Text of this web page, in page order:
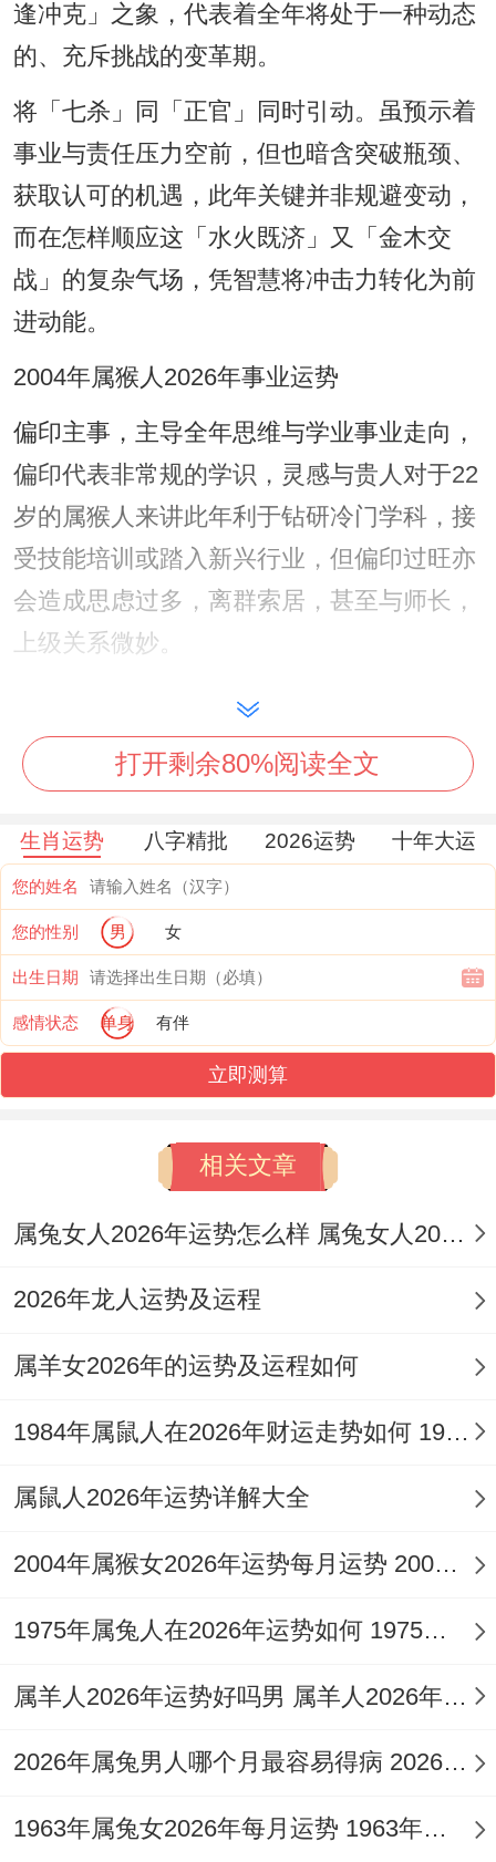
逢冲克」之象，代表着全年将处于一种动态
的、充斥挑战的变革期。
将「七杀」同「正官」同时引动。虽预示着
事业与责任压力空前，但也暗含突破瓶颈、
获取认可的机遇，此年关键并非规避变动，
而在怎样顺应这「水火既济」又「金木交
战」的复杂气场，凭智慧将冲击力转化为前
进动能。
2004年属猴人2026年事业运势
偏印主事，主导全年思维与学业事业走向，
偏印代表非常规的学识，灵感与贵人对于22
岁的属猴人来讲此年利于钻研冷门学科，接
受技能培训或踏入新兴行业，但偏印过旺亦
会造成思虑过多，离群索居，甚至与师长，
上级关系微妙。
禄神逢冲，申金中的「庚金」为甲木之
「禄」，代表个人的根基、稳定收益与工作
岗位，受午火克制，容易有岗位变动、工作
环境调整、或求学地点变迁之事，内心安全
感备受考验。
接此运势，切不可固执己见，宜主动寻求变
化，将「偏印」的钻研精神与「官杀」的事
业压力结合，踏出舒适区学习新技能，才能
在变动中锚定方向，借「食神生财」的后续
运势，将所学转化为实际价值。
杀」，坐下午火中藏有「丁火伤官」同「己
（比肩）与巨大压力（七杀），正财收入
（如工资、固定收入）虽有机遇增长，但获
生借贷纠纷。
财星藏于太岁，不显于外，故不宜进行高风
深耕为本，此年偏财运亦有，但多与「伤
官」代表的才华、技术变现有关，属于劳心
采取保守步骤，着重积累与规划，避免与人
有大的金钱往来，佩戴祥安阁聚宝皆财
打开剩余80%阅读全文
生肖运势 八字精批 2026运势 十年大运
您的姓名
您的性别 男 女
出生日期
感情状态 单身 有伴
立即测算
相关文章
属兔女人2026年运势怎么样 属兔女人2026年的运势及运程详解
2026年龙人运势及运程
属羊女2026年的运势及运程如何
1984年属鼠人在2026年财运走势如何 1984年属鼠人五行命运
属鼠人2026年运势详解大全
2004年属猴女2026年运势每月运势 2004年属猴女与谁相克相配
1975年属兔人在2026年运势如何 1975年属兔人一生婚姻怎么样
属羊人2026年运势好吗男 属羊人2026年全年运势及运程
2026年属兔男人哪个月最容易得病 2026年属兔男全年每月运程
1963年属兔女2026年每月运势 1963年属兔女2026年一月份运气